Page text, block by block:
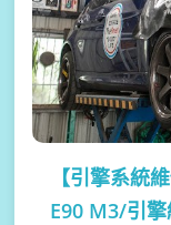
【引擎系統維
E90 M3/引